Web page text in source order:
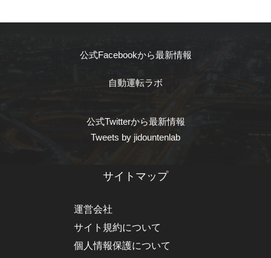
公式Facebookから最新情報
自動運転ラボ
公式Twitterから最新情報
Tweets by jidountenlab
サイトマップ
運営会社
サイト規約について
個人情報保護について